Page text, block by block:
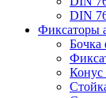
DIN
Фиксаторы
Бочка
Конус